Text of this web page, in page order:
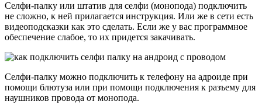
Селфи-палку или штатив для селфи (монопода) подключить
не сложно, к ней прилагается инструкция. Или же в сети есть
видеоподсказки как это сделать. Если же у вас программное
обеспечение слабое, то их придется закачивать.
Селфи-палку можно подключить к телефону на адроиде при
помощи блютуза или при помощи подключения к разъему для
наушников провода от монопода.